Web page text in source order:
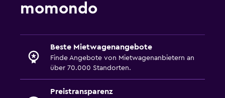
momondo
Beste Mietwagenangebote
Finde Angebote von Mietwagenanbietern an
über 70.000 Standorten.
Preistransparenz